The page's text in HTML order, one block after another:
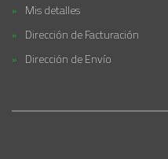
Mis detalles
Dirección de Facturación
Dirección de Envío